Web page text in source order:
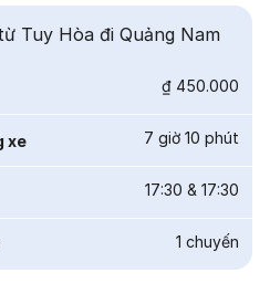
Tuy Hòa đi Quảng Nam
₫ 450.000
xe 7 giờ 10 phút
17:30 & 17:30
1 chuyến